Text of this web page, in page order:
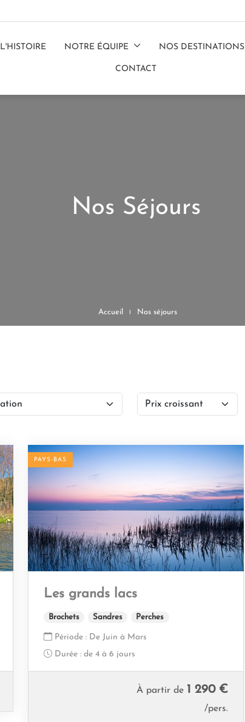
L'HISTOIRE NOTRE ÉQUIPE NOS DESTINATIONS
CONTACT
Nos Séjours
Accueil Nos séjours
PAYS-BAS
Les grands lacs
Brochets Sandres Perches
Période : De Juin à Mars
Durée : de 4 à 6 jours
À partir de 1 290 €
/pers.